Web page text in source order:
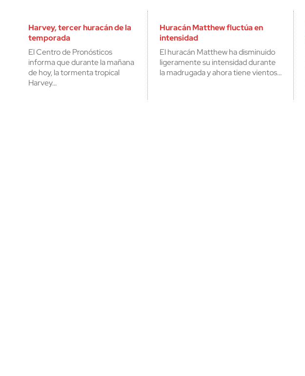
Harvey, tercer huracán de la
temporada
El Centro de Pronósticos
informa que durante la mañana
de hoy, la tormenta tropical
Harvey…
Huracán Matthew fluctúa en
intensidad
El huracán Matthew ha disminuido
ligeramente su intensidad durante
la madrugada y ahora tiene vientos…